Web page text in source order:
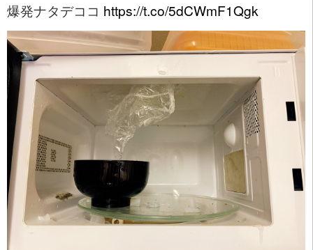
爆発ナタデココ https://t.co/5dCWmF1Qgk